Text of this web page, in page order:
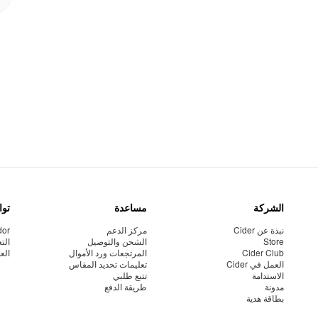
الشركة
نبذة عن Cider
Store
Cider Club
العمل في Cider
الاستدامة
مدونة
بطاقة هدية
مساعدة
مركز الدعم
الشحن والتوصيل
المرتجعات ورد الأموال
تعليمات تحديد المقاس
تتبع طلبي
طريقة الدفع